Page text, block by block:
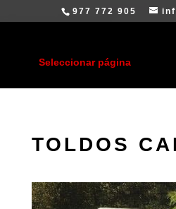
977 772 905
Seleccionar página
TOLDOS